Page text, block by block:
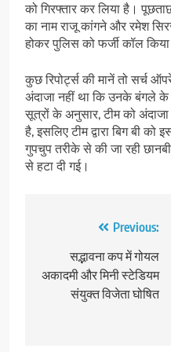
को गिरफ्तार कर लिया है।
का नाम राजू कांगने और रमेश
होकर पुलिस को फर्जी कॉल
कुछ रिपोर्ट्स की मानें तो सर्च
अंदाजा नहीं था कि उनके बंगले
सूत्रों के अनुसार, टीम को
है, इसलिए टीम द्वारा बिग बी को
गुपचुप तरीके से की जा रही
से हटा दी गई।
navigation
Previous:
सद्भावना कप में गोयल
अकादमी और मिनी स्टेडियम
संयुक्त विजेता घोषित